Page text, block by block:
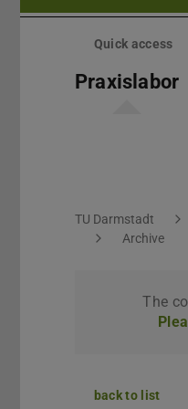
Skip
Quick access
Praxislabor
You are here:
TU Darmstadt
Archive
The
back to list